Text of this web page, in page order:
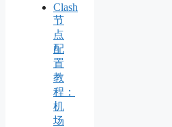
Clash
节
点
配
置
教
程：
机
场